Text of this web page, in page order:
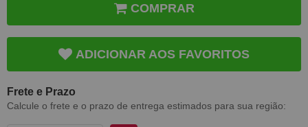
COMPRAR
ADICIONAR AOS FAVORITOS
Frete e Prazo
Calcule o frete e o prazo de entrega estimados para sua região: